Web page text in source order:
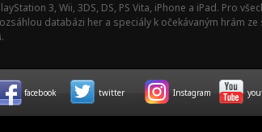
3, Wii, 3DS, DS, PS Vita, iPhone a iPad. Pro
databázi her a speciály k očekávaným hrám ze
.
facebook twitter Instagram